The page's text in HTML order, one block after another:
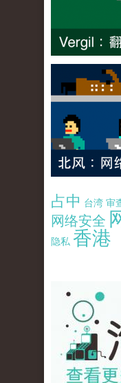
占中 台湾 审
网络安全
隐私 香港
pao-pao-